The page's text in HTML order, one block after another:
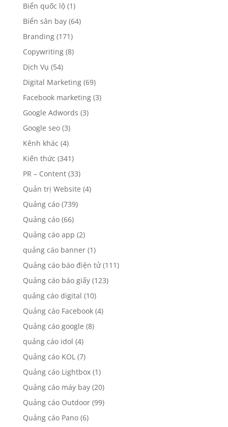
Biển quốc lộ(1)
Biển sân bay(64)
Branding(171)
Copywriting(8)
Dịch Vụ (54)
Digital Marketing(69)
Facebook marketing(3)
Google Adwords (3)
Google seo(3)
Kênh khác (4)
Kiến thức (341)
PR – Content(33)
Quản trị Website (4)
Quảng cáo(739)
Quảng cáo(66)
Quảng cáo app (2)
quảng cáo banner(1)
Quảng cáo báo điện tử(111)
Quảng cáo báo giấy(123)
quảng cáo digital (10)
Quảng cáo Facebook(4)
Quảng cáo google (8)
quảng cáo idol (4)
Quảng cáo KOL (7)
Quảng cáo Lightbox(1)
Quảng cáo máy bay(20)
Quảng cáo Outdoor(99)
Quảng cáo Pano(6)